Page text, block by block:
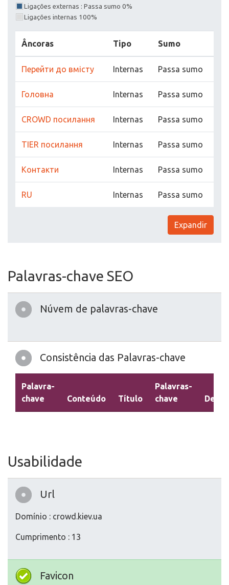
Ligações externas : Passa sumo 0%
Ligações internas 100%
Âncoras Tipo Sumo
Перейти до вмісту Internas Passa sumo
Головна Internas Passa sumo
CROWD посилання Internas Passa sumo
TIER посилання Internas Passa sumo
Контакти Internas Passa sumo
RU Internas Passa sumo
Expandir
Palavras-chave SEO
Núvem de palavras-chave
Consistência das Palavras-chave
Palavra-
chave
Conteúdo Título
Palavras-
chave
Usabilidade
Url
Domínio : crowd.kiev.ua
Cumprimento : 13
Favicon